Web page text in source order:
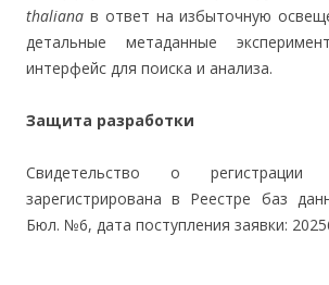
thaliana в ответ на избыточную
детальные метаданные
интерфейс для поиска и анализа.
Защита разработки
Свидетельство о
зарегистрирована в Реестре баз
Бюл. №6, дата поступления заявки: